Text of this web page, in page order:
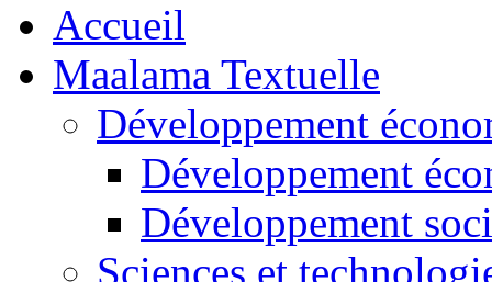
Accueil
Maalama Textuelle
Développement
Développement
Développement
Sciences et